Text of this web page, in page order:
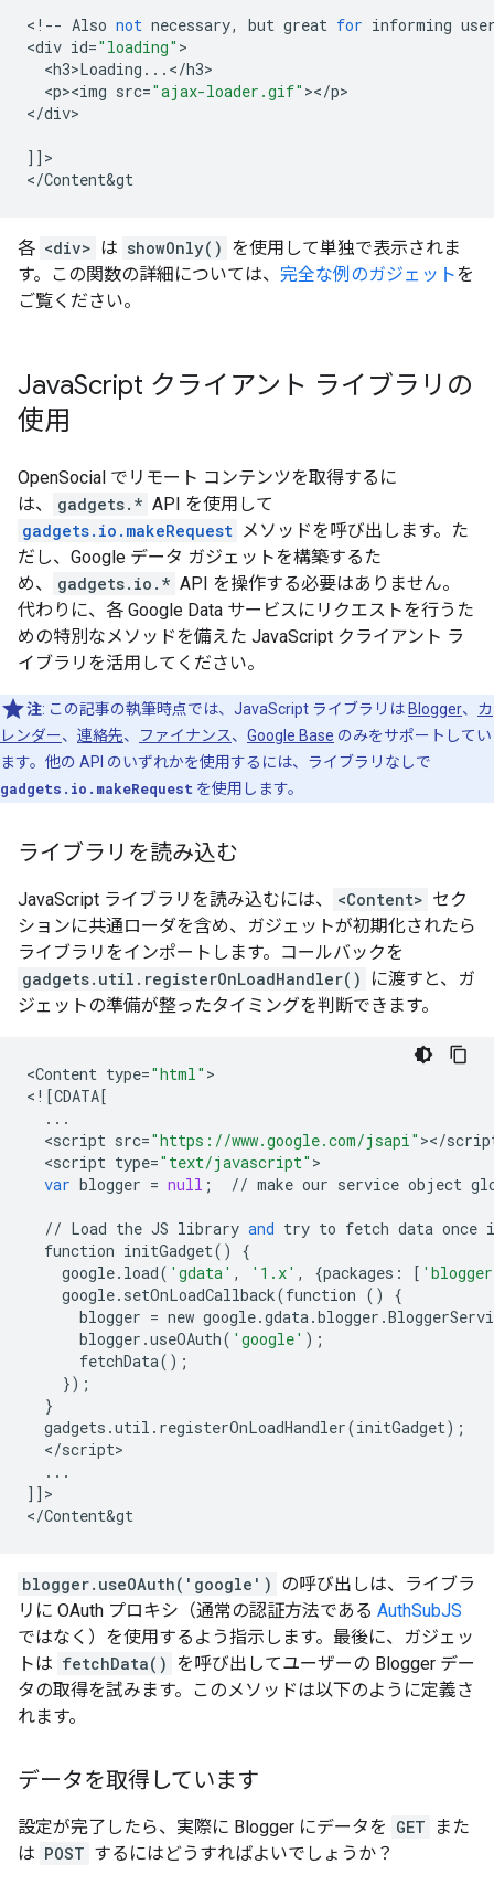
< !-- Also not necessary, but great for informing
<div id="loading"
<h3>Loading ...</h3
<p><img src="ajax-loader.gif" ></p>
</div>
]] >
</Content&gt
各 <div> は showOnly() を使用して単独で表示されま
す。この関数の詳細については、 完全な例のガジェットを
ご覧ください。
JavaScript クライアント ライブラリの
使用
OpenSocial でリモート コンテンツを取得するに
は、
gadgets.* API を使用して
gadgets.io.makeRequest メソッドを呼び出します。た
だし、Google データ ガジェットを構築するた
め、
gadgets.io.* API を操作する必要はありません。
代わりに、各 Google Data サービスにリクエストを行うた
めの特別なメソッドを備えた JavaScript クライアント ラ
イブラリを活用してください。
注: この記事の執筆時点では、JavaScript ライブラリは Blogger、 カ
レンダー、 連絡先、 ファイナンス、 Google Base のみをサポートしてい
ます。他の API のいずれかを使用するには、ライブラリなしで
gadgets.io.makeRequest を使用します。
ライブラリを読み込む
JavaScript ライブラリを読み込むには、 <Content> セク
ションに共通ローダを含め、ガジェットが初期化されたら
ライブラリをインポートします。コールバックを
gadgets.util.registerOnLoadHandler()
に渡すと、ガ
ジェットの準備が整ったタイミングを判断できます。
<Content type="html" >
< ! [CDATA[
...
<script src="https://www.google.com/jsapi" ></
<script type="text/javascript"
var blogger = null ; // make our service object
// Load the JS library and try to fetch data once
function initGadget()
{
google. load( 'gdata' , '1.x' , {packages : [
google. setOnLoadCallback(function ()
{
blogger = new google.gdata.blogger .
blogger .useOAuth( 'google' );
fetchData();
});
}
gadgets .util . registerOnLoadHandler(initGadget);
</script
...
]] >
</Content&gt
blogger.useOAuth('google') の呼び出しは、ライブラ
リに OAuth プロキシ（通常の認証方法である AuthSubJS
ではなく）を使用するよう指示します。最後に、ガジェッ
トは fetchData() を呼び出してユーザーの Blogger デー
タの取得を試みます。このメソッドは以下のように定義さ
れます。
データを取得しています
設定が完了したら、実際に Blogger にデータを GET
また
は POST するにはどうすればよいでしょうか？